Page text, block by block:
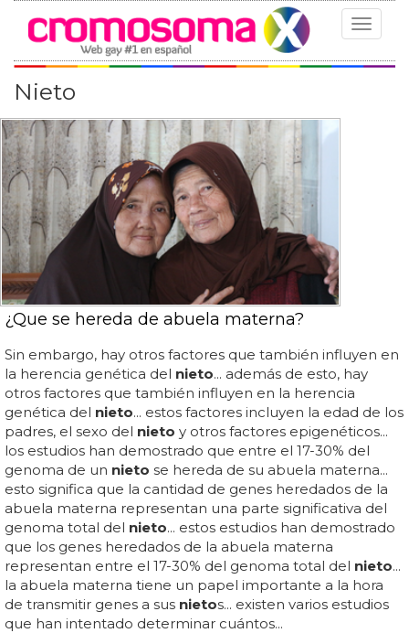
Toggle
Nieto
¿Que se hereda de abuela materna?
Sin embargo, hay otros factores que también influyen en
la herencia genética del nieto... además de esto, hay
otros factores que también influyen en la herencia
genética del nieto... estos factores incluyen la edad de los
padres, el sexo del nieto y otros factores epigenéticos...
los estudios han demostrado que entre el 17-30% del
genoma de un nieto se hereda de su abuela materna...
esto significa que la cantidad de genes heredados de la
abuela materna representan una parte significativa del
genoma total del nieto... estos estudios han demostrado
que los genes heredados de la abuela materna
representan entre el 17-30% del genoma total del nieto...
la abuela materna tiene un papel importante a la hora
de transmitir genes a sus nietos... existen varios estudios
que han intentado determinar cuántos...